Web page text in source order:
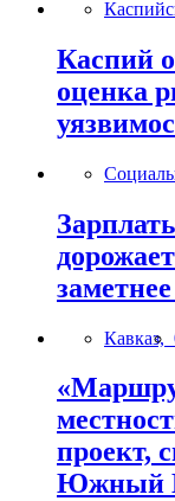
Каспий
оценка
Кавказ,
проект,
Южный